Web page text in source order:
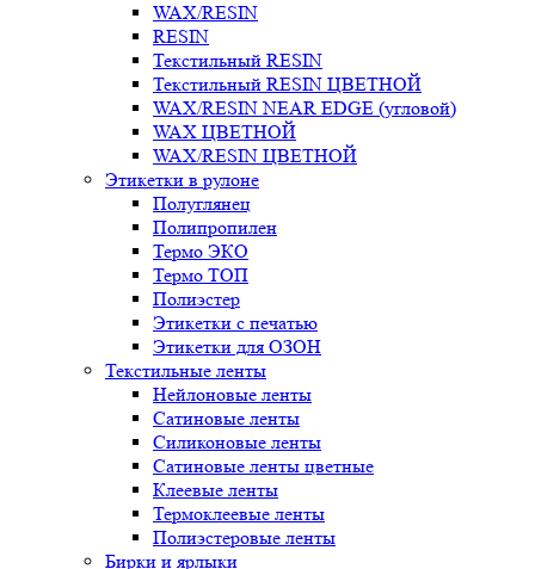
WAX/RESIN
RESIN
Текстильный RESIN
Текстильный RESIN ЦВЕТНОЙ
WAX/RESIN NEAR EDGE (угловой)
WAX ЦВЕТНОЙ
WAX/RESIN ЦВЕТНОЙ
Этикетки в рулоне
Полуглянец
Полипропилен
Термо ЭКО
Термо ТОП
Полиэстер
Этикетки с печатью
Этикетки для ОЗОН
Текстильные ленты
Нейлоновые ленты
Сатиновые ленты
Силиконовые ленты
Сатиновые ленты цветные
Клеевые ленты
Термоклеевые ленты
Полиэстеровые ленты
Бирки и ярлыки